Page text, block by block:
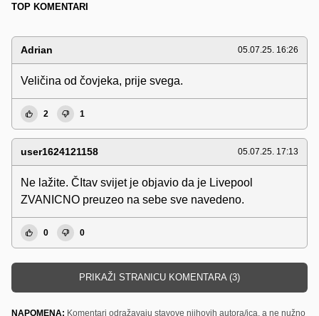
TOP KOMENTARI
Adrian 05.07.25. 16:26
Veličina od čovjeka, prije svega.
2 1
user1624121158 05.07.25. 17:13
Ne lažite. ČItav svijet je objavio da je Livepool
ZVANICNO preuzeo na sebe sve navedeno.
0 0
PRIKAŽI STRANICU KOMENTARA (3)
NAPOMENA: Komentari odražavaju stavove njihovih autora/ica, a ne nužno